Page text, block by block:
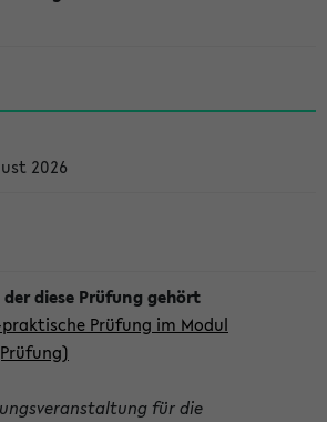
2026
praktische Prüfung im Modul
für die